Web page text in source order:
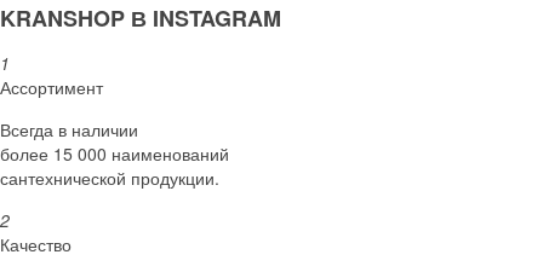
KRANSHOP В INSTAGRAM
1
Ассортимент
Всегда в наличии
более 15 000 наименований
сантехнической продукции.
2
Качество